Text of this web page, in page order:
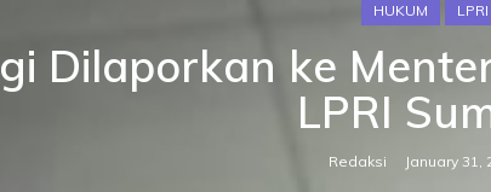
HUKUM LPRI
Dilaporkan ke
LPRI
Redaksi January 31,